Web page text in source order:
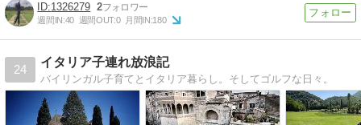
1326279 2
週間IN:40 週間OUT:0 月間IN:180
24
イタリア子連れ放浪記
バイリンガル子育てとイタリア暮らし。そしてゴルフな日々。